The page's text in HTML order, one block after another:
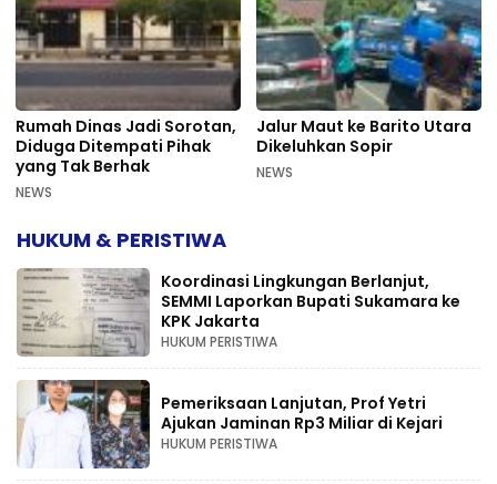
Rumah Dinas Jadi Sorotan,
Diduga Ditempati Pihak
yang Tak Berhak
NEWS
Jalur Maut ke Barito Utara
Dikeluhkan Sopir
NEWS
HUKUM & PERISTIWA
Koordinasi Lingkungan Berlanjut,
SEMMI Laporkan Bupati Sukamara ke
KPK Jakarta
HUKUM PERISTIWA
Pemeriksaan Lanjutan, Prof Yetri
Ajukan Jaminan Rp3 Miliar di Kejari
HUKUM PERISTIWA